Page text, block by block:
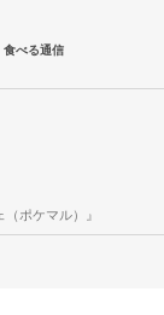
食べる通信
ポケマル）』